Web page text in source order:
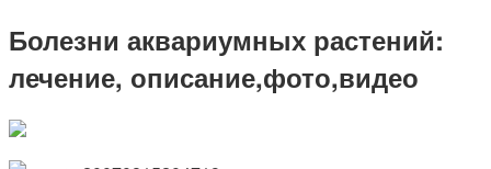
Болезни аквариумных растений:
лечение, описание,фото,видео